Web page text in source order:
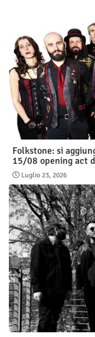
Folkstone: si
15/08 opening act
Luglio 23, 2026